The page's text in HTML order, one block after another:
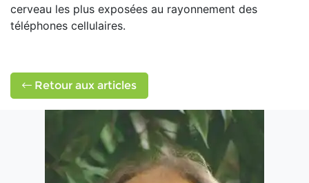
cerveau les plus exposées au rayonnement des
téléphones cellulaires.
Retour aux articles